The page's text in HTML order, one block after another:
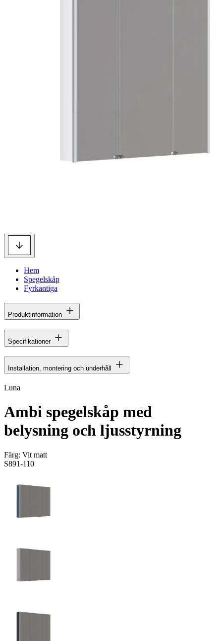
Hem
Spegelskåp
Fyrkantiga
Produktinformation
Specifikationer
Installation, montering och underhåll
Luna
Ambi spegelskåp med
belysning och ljusstyrning
Färg: Vit matt
S891-110